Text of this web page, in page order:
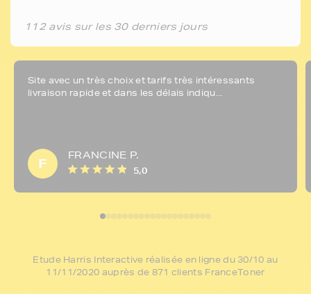
112 avis sur les 30 derniers jours
Site avec un très choix et tarifs très intéressants
livraison rapide et dans les délais indiqu...
F
FRANCINE P.
5,0
Etude Harris Interactive réalisée en ligne du 30/10 au
11/11/2020 auprès de 871 clients FranceToner